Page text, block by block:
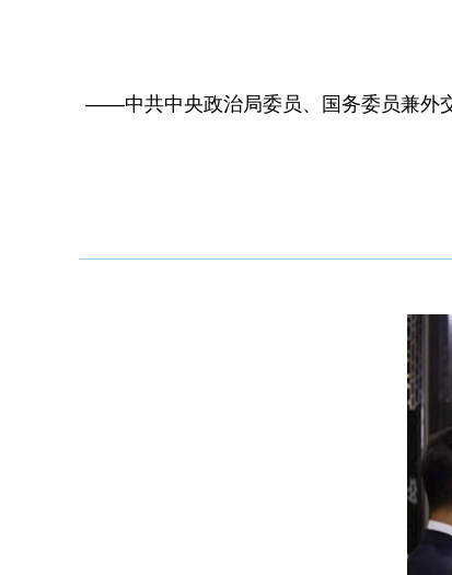
——中共中央政治局委员、国务委员兼外